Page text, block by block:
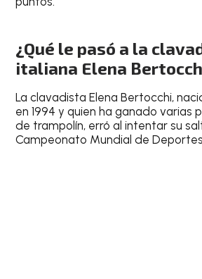
¿Qué le pasó a la
italiana Elena
La clavadista Elena Bertocchi,
en 1994 y quien ha ganado varias
de trampolín, erró al intentar su
Campeonato Mundial de